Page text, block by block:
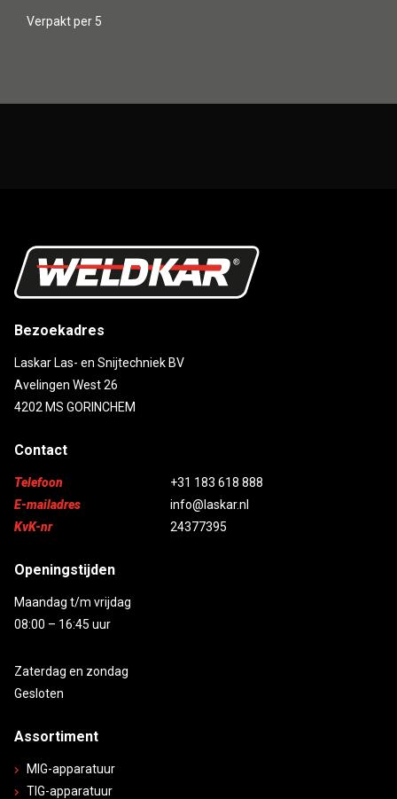
Verpakt per 5
Bezoekadres
Laskar Las- en Snijtechniek BV
Avelingen West 26
4202 MS GORINCHEM
Contact
Telefoon
+31 183 618 888
E-mailadres
info@laskar.nl
KvK-nr
24377395
Openingstijden
Maandag t/m vrijdag
08:00 – 16:45 uur
Zaterdag en zondag
Gesloten
Assortiment
MIG-apparatuur
TIG-apparatuur